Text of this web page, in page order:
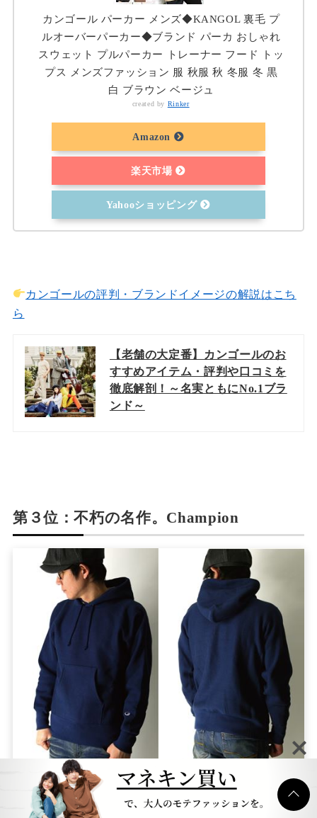
カンゴール パーカー メンズ◆KANGOL 裏毛 プ
ルオーバーパーカー◆ブランド パーカ おしゃれ
スウェット プルパーカー トレーナー フード トッ
プス メンズファッション 服 秋服 秋 冬服 冬 黒
白 ブラウン ベージュ
created by Rinker
Amazon
楽天市場
Yahooショッピング
カンゴールの評判・ブランドイメージの解説はこち
ら
【老舗の大定番】カンゴールのお
すすめアイテム・評判や口コミを
徹底解剖！～名実ともにNo.1ブラ
ンド～
第３位：不朽の名作。Champion
第３位は、ストリートの王道ブランドChampionから、